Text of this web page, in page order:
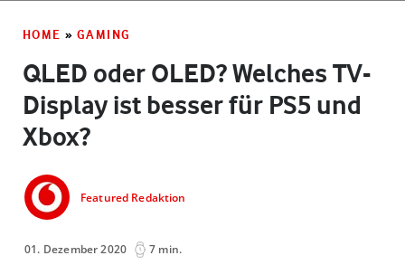
HOME » GAMING
QLED oder OLED? Welches TV-
Display ist besser für PS5 und
Xbox?
Featured Redaktion
01. Dezember 2020 7 min.